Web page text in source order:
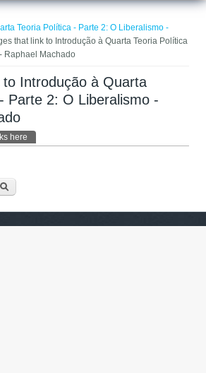
Teoria Política - Parte 2: O Liberalismo -
that link to Introdução à Quarta Teoria Política
Raphael Machado
Introdução à Quarta
Parte 2: O Liberalismo -
here